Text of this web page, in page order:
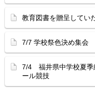
教育図書を贈呈してい
7/7 学校祭色決め集会
7/4 福井県中学校夏
ール競技